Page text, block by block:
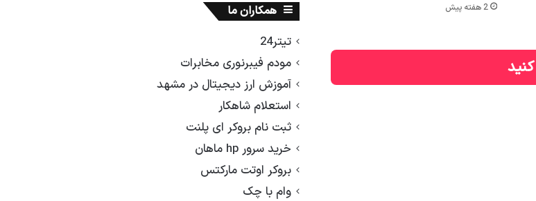
2 هفته پیش همکاران ما
تیتر24
مودم فیبرنوری مخابرات
آموزش ارز دیجیتال در مشهد
استعلام شاهکار
ثبت نام بروکر ای پلنت
خرید سرور hp ماهان
بروکر اوتت مارکتس
وام با چک